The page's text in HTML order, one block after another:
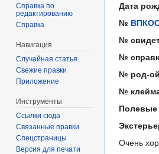
Дата
№
№
№
№ род-
№
Очень
Справка по
редактированию
Справка
Навигация
Случайная статья
Свежие правки
Приложение
Инструменты
Ссылки сюда
Связанные правки
Спецстраницы
Версия для печати